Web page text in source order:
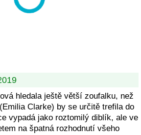
hledala ještě větší zoufalku, než
Clarke) by se určitě trefila do
vypadá jako roztomilý diblík, ale ve
na špatná rozhodnutí všeho